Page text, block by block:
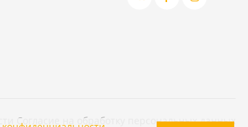
Согласие на обработку персональных данных